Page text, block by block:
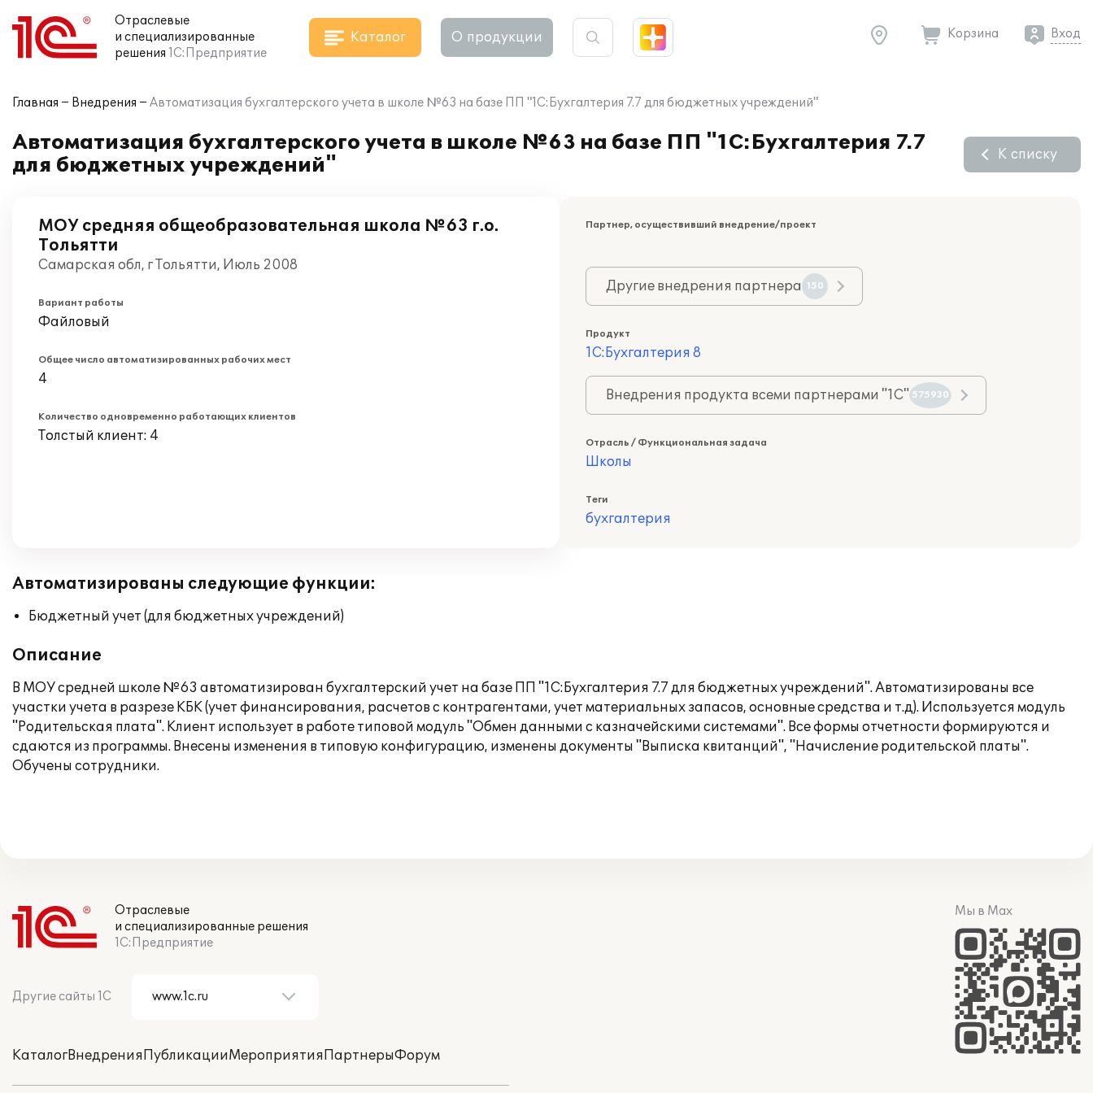
Отраслевые
и специализированные
решения 1С:Предприятие
Каталог О продукции Корзина Вход
Главная Внедрения Автоматизация бухгалтерского учета в школе №63 на базе ПП "1С:Бухгалтерия 7.7 для бюджетных учреждений"
Автоматизация бухгалтерского учета в школе №63 на базе ПП "1С:Бухгалтерия 7.7
для бюджетных учреждений"
К списку
МОУ средняя общеобразовательная школа №63 г.о.
Тольятти
Самарская обл, г Тольятти, Июль 2008
Вариант работы
Файловый
Общее число автоматизированных рабочих мест
4
Количество одновременно работающих клиентов
Толстый клиент: 4
Партнер, осуществивший внедрение/проект
Другие внедрения партнера 150
Продукт
1С:Бухгалтерия 8
Внедрения продукта всеми партнерами "1С" 575930
Отрасль / Функциональная задача
Школы
Теги
бухгалтерия
Автоматизированы следующие функции:
Бюджетный учет (для бюджетных учреждений)
Описание
В МОУ средней школе №63 автоматизирован бухгалтерский учет на базе ПП "1С:Бухгалтерия 7.7 для бюджетных учреждений". Автоматизированы все
участки учета в разрезе КБК (учет финансирования, расчетов с контрагентами, учет материальных запасов, основные средства и т.д). Используется модуль
"Родительская плата". Клиент использует в работе типовой модуль "Обмен данными с казначейскими системами". Все формы отчетности формируются и
сдаются из программы. Внесены изменения в типовую конфигурацию, изменены документы "Выписка квитанций", "Начисление родительской платы".
Обучены сотрудники.
Отраслевые
и специализированные решения
1С:Предприятие
Другие сайты 1С
КаталогВнедренияПубликацииМероприятияПартнерыФорум
Мы в Max